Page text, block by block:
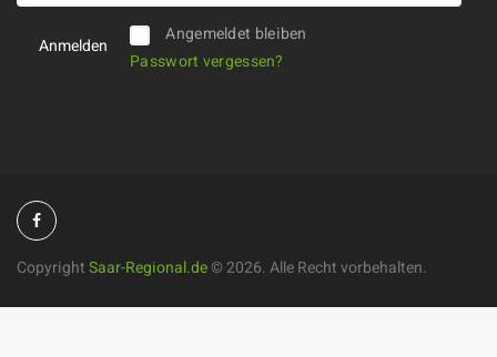
Angemeldet bleiben
Passwort vergessen?
CopyrightSaar-Regional.de©2026. Alle Recht vorbehalten.